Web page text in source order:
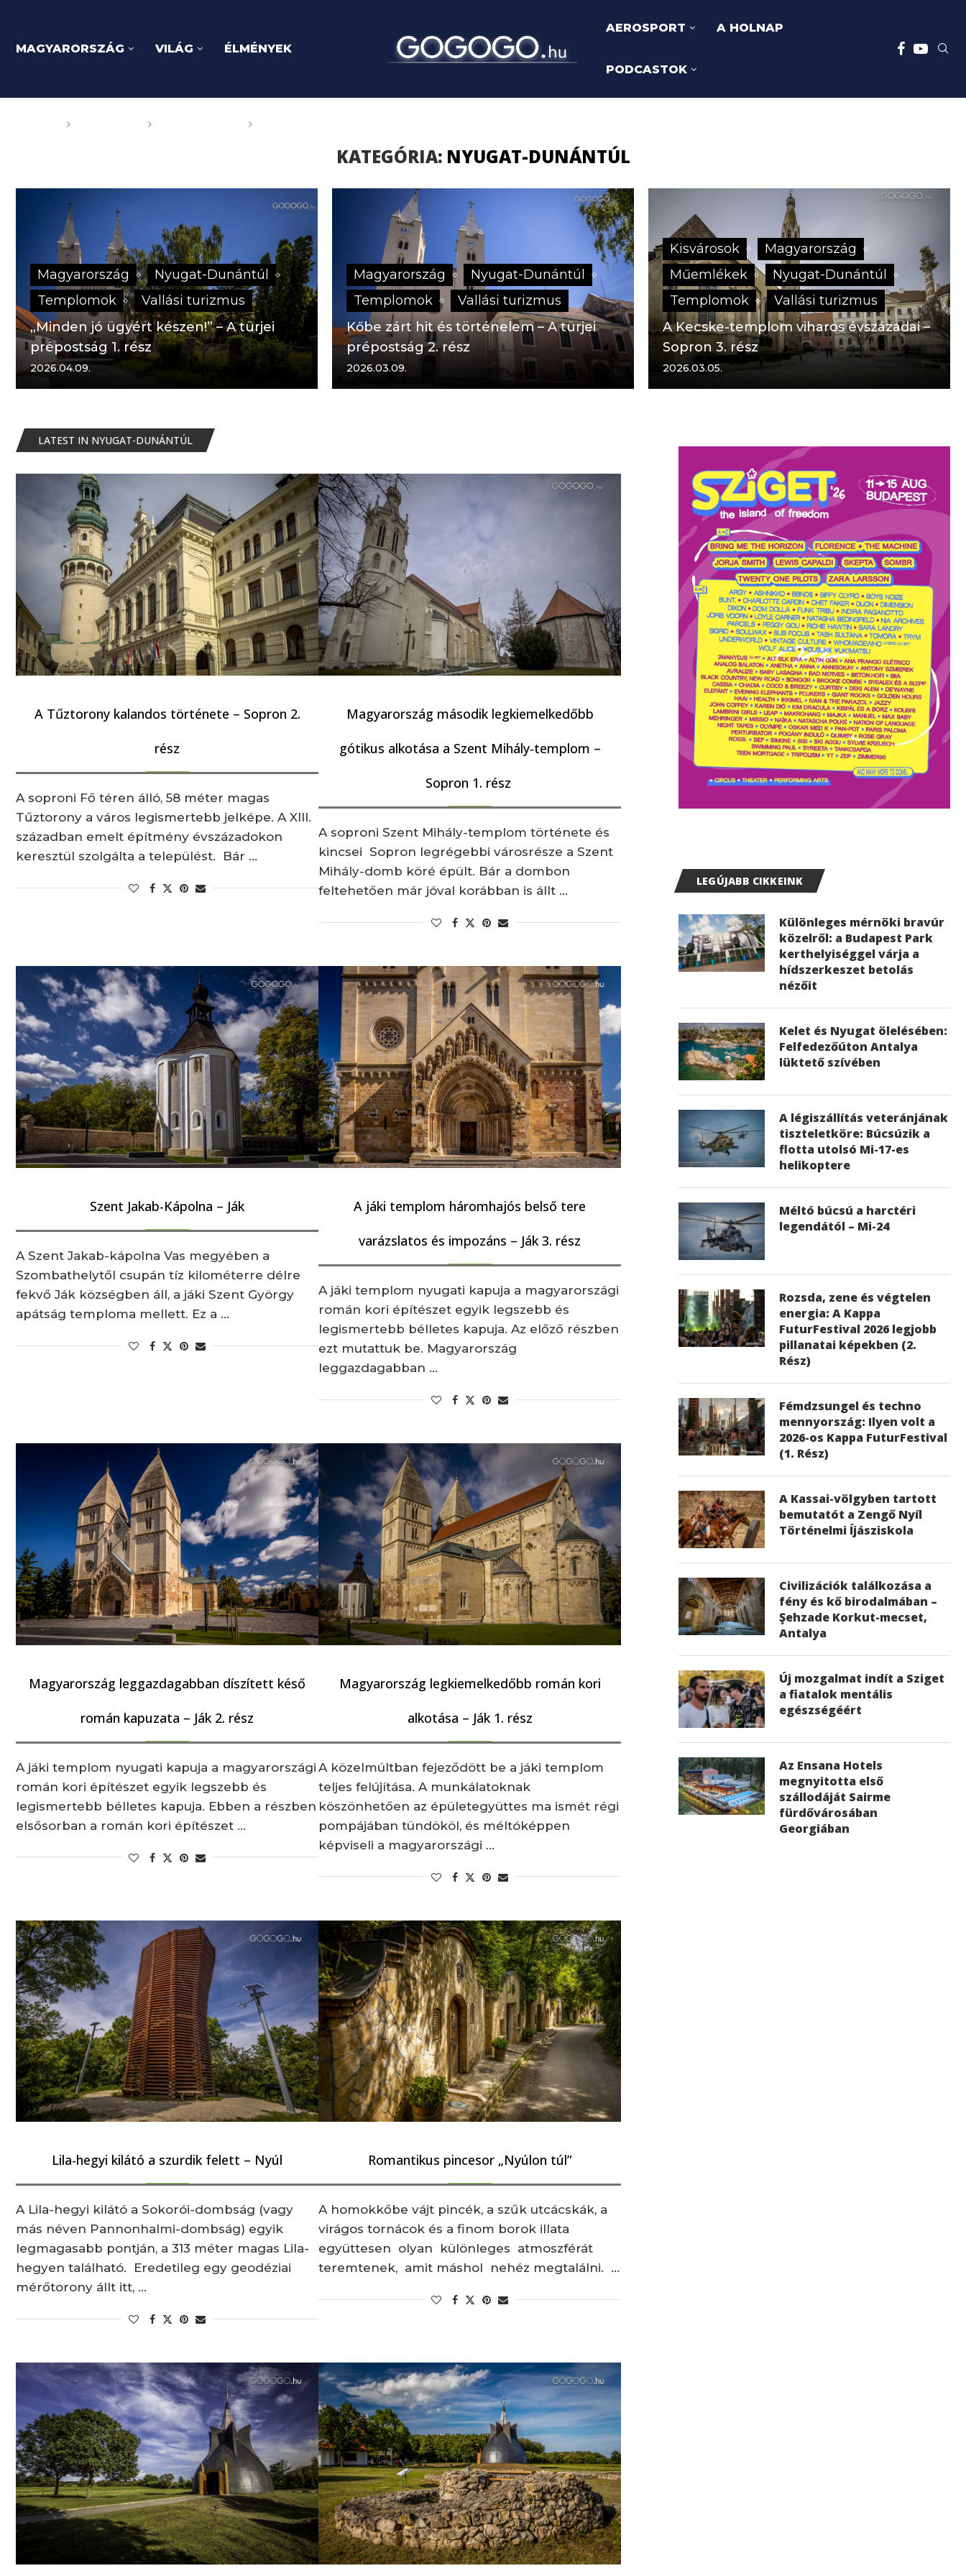
MAGYARORSZÁG VILÁG ÉLMÉNYEK
AEROSPORT A HOLNAP
PODCASTOK
KATEGÓRIA: NYUGAT-DUNÁNTÚL
Magyarország
Nyugat-Dunántúl
Templomok
Vallási turizmus
„Minden jó ügyért készen!” – A türjei
prépostság 1. rész
2026.04.09.
Magyarország
Nyugat-Dunántúl
Templomok
Vallási turizmus
Kőbe zárt hit és történelem – A türjei
prépostság 2. rész
2026.03.09.
Kisvárosok
Magyarország
Műemlékek
Nyugat-Dunántúl
Templomok
Vallási turizmus
A Kecske-templom viharos évszázadai –
Sopron 3. rész
2026.03.05.
LATEST IN NYUGAT-DUNÁNTÚL
A Tűztorony kalandos története – Sopron 2.
rész
A soproni Fő téren álló, 58 méter magas
Tűztorony a város legismertebb jelképe. A XIII.
században emelt építmény évszázadokon
keresztül szolgálta a települést. Bár …
Magyarország második legkiemelkedőbb
gótikus alkotása a Szent Mihály-templom –
Sopron 1. rész
A soproni Szent Mihály-templom története és
kincsei Sopron legrégebbi városrésze a Szent
Mihály-domb köré épült. Bár a dombon
feltehetően már jóval korábban is állt …
Szent Jakab-Kápolna – Ják
A Szent Jakab-kápolna Vas megyében a
Szombathelytől csupán tíz kilométerre délre
fekvő Ják községben áll, a jáki Szent György
apátság temploma mellett. Ez a …
A jáki templom háromhajós belső tere
varázslatos és impozáns – Ják 3. rész
A jáki templom nyugati kapuja a magyarországi
román kori építészet egyik legszebb és
legismertebb bélletes kapuja. Az előző részben
ezt mutattuk be. Magyarország
leggazdagabban …
Magyarország leggazdagabban díszített késő
román kapuzata – Ják 2. rész
A jáki templom nyugati kapuja a magyarországi
román kori építészet egyik legszebb és
legismertebb bélletes kapuja. Ebben a részben
elsősorban a román kori építészet …
Magyarország legkiemelkedőbb román kori
alkotása – Ják 1. rész
A közelmúltban fejeződött be a jáki templom
teljes felújítása. A munkálatoknak
köszönhetően az épületegyüttes ma ismét régi
pompájában tündököl, és méltóképpen
képviseli a magyarországi …
Lila-hegyi kilátó a szurdik felett – Nyúl
A Lila-hegyi kilátó a Sokorói-dombság (vagy
más néven Pannonhalmi-dombság) egyik
legmagasabb pontján, a 313 méter magas Lila-
hegyen található. Eredetileg egy geodéziai
mérőtorony állt itt, …
Romantikus pincesor „Nyúlon túl”
A homokkőbe vájt pincék, a szűk utcácskák, a
virágos tornácok és a finom borok illata
együttesen olyan különleges atmoszférát
teremtenek, amit máshol nehéz megtalálni. …
LEGÚJABB CIKKEINK
Különleges mérnöki bravúr
közelről: a Budapest Park
kerthelyiséggel várja a
hídszerkeszet betolás
nézőit
Kelet és Nyugat ölelésében:
Felfedezőúton Antalya
lüktető szívében
A légiszállítás veteránjának
tiszteletköre: Búcsúzik a
flotta utolsó Mi-17-es
helikoptere
Méltó búcsú a harctéri
legendától – Mi-24
Rozsda, zene és végtelen
energia: A Kappa
FuturFestival 2026 legjobb
pillanatai képekben (2.
Rész)
Fémdzsungel és techno
mennyország: Ilyen volt a
2026-os Kappa FuturFestival
(1. Rész)
A Kassai-völgyben tartott
bemutatót a Zengő Nyíl
Történelmi Íjásziskola
Civilizációk találkozása a
fény és kő birodalmában –
Şehzade Korkut-mecset,
Antalya
Új mozgalmat indít a Sziget
a fiatalok mentális
egészségéért
Az Ensana Hotels
megnyitotta első
szállodáját Sairme
fürdővárosában
Georgiában